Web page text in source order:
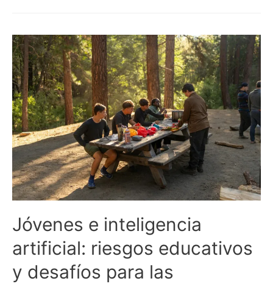
iguales,
diferentes
y
completos
Jóvenes e inteligencia
artificial: riesgos educativos
y desafíos para las